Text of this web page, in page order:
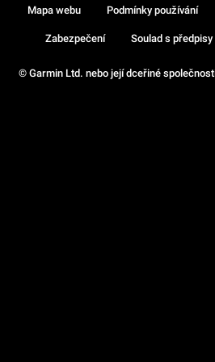
© Garmin Ltd. nebo její dceřiné
Mapa webu Podmínky používání
Zabezpečení Soulad s předpisy